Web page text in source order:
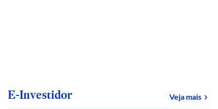
E-Investidor Veja mais